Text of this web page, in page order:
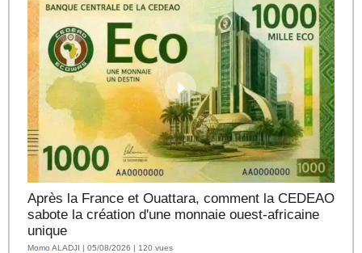
Après la France et Ouattara, comment la CEDEAO
sabote la création d'une monnaie ouest-africaine
unique
Momo ALADJI | 05/08/2026 | 120 vues